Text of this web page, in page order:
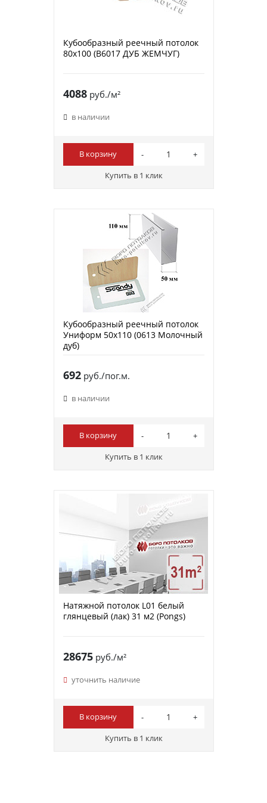
Кубообразный реечный потолок
80х100 (B6017 ДУБ ЖЕМЧУГ)
4088руб./м²
в наличии
В корзину
Купить в 1 клик
Кубообразный реечный потолок
Униформ 50х110 (0613 Молочный
дуб)
692руб./пог.м.
в наличии
В корзину
Купить в 1 клик
Натяжной потолок L01 белый
глянцевый (лак) 31 м2 (Pongs)
28675руб./м²
уточнить наличие
В корзину
Купить в 1 клик